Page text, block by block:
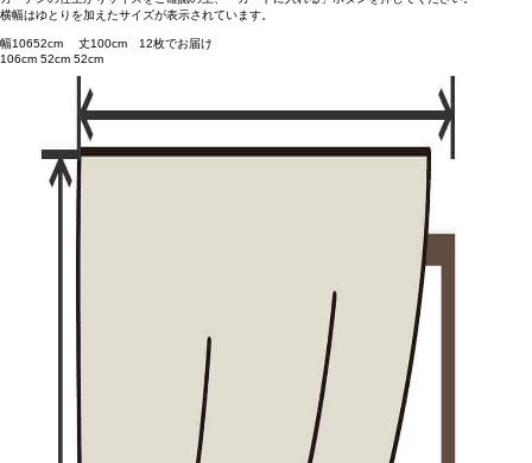
横幅はゆとりを加えたサイズが表示されています。
幅10652cm 丈100cm 12枚でお届け
106cm 52cm 52cm